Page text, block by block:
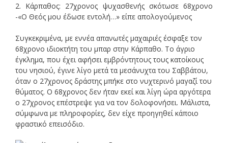
2. Κάρπαθος: 27χρονος ψυχασθενής σκότωσε 68χρονο
-«Ο Θεός μου έδωσε εντολή…» είπε απολογούμενος
Συγκεκριμένα, με εννέα απανωτές μαχαιριές έσφαξε τον
68χρονο ιδιοκτήτη του μπαρ στην Κάρπαθο. Το άγριο
έγκλημα, που έχει αφήσει εμβρόντητους τους κατοίκους
του νησιού, έγινε λίγο μετά τα μεσάνυχτα του Σαββάτου,
όταν ο 27χρονος δράστης μπήκε στο νυχτερινό μαγαζί του
θύματος. Ο 68χρονος δεν ήταν εκεί και λίγη ώρα αργότερα
ο 27χρονος επέστρεψε για να τον δολοφονήσει. Μάλιστα,
σύμφωνα με πληροφορίες, δεν είχε προηγηθεί κάποιο
φραστικό επεισόδιο.